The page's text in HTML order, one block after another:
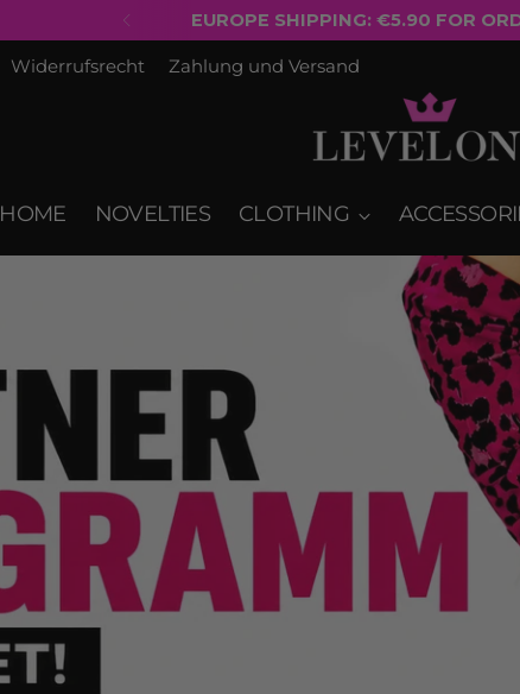
Widerrufsrecht Zahlung und Versand
HOME NOVELTIES CLOTHING
FREE SHIPPING ON